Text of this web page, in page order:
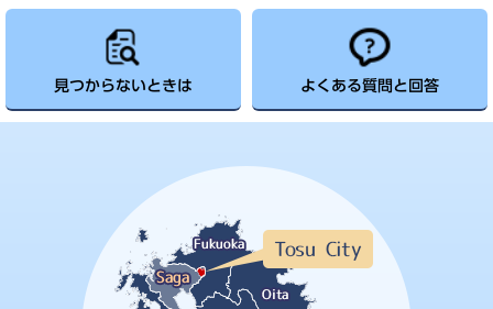
見つからないときは よくある質問と回答